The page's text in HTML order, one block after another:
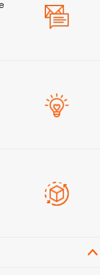
altijd nog